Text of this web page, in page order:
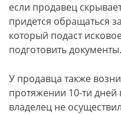
если продавец
придется обращаться
который подаст
подготовить документы.
У продавца также
протяжении 10-ти
владелец не